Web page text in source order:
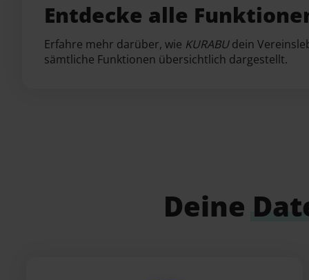
Entdecke alle
Erfahre mehr darüber, wie KURABUdein
sämtliche Funktionen übersichtlich dargestellt.
Deine